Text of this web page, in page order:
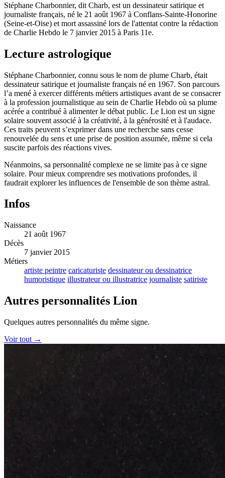
Stéphane Charbonnier, dit Charb, est un dessinateur satirique et
journaliste français, né le 21 août 1967 à Conflans-Sainte-Honorine
(Seine-et-Oise) et mort assassiné lors de l'attentat contre la rédaction
de Charlie Hebdo le 7 janvier 2015 à Paris 11e.
Lecture astrologique
Stéphane Charbonnier, connu sous le nom de plume Charb, était
dessinateur satirique et journaliste français né en 1967. Son parcours
l’a mené à exercer différents métiers artistiques avant de se consacrer
à la profession journalistique au sein de Charlie Hebdo où sa plume
acérée a contribué à alimenter le débat public. Le Lion est un signe
solaire souvent associé à la créativité, à la générosité et à l'audace.
Ces traits peuvent s’exprimer dans une recherche sans cesse
renouvelée du sens et une prise de position assumée, même si cela
suscite parfois des réactions vives.
Néanmoins, sa personnalité complexe ne se limite pas à ce signe
solaire. Pour mieux comprendre ses motivations profondes, il
faudrait explorer les influences de l'ensemble de son thème astral.
Infos
Naissance
21 août 1967
Décès
7 janvier 2015
Métiers
artiste peintre caricaturiste dessinateur ou dessinatrice
humoristique illustrateur ou illustratrice journaliste satiriste
Autres personnalités Lion
Quelques autres personnalités du même signe.
Voir tout →